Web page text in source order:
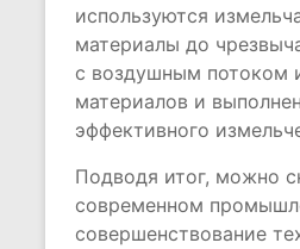
используются
материалы до
с воздушным потоком
материалов и
эффективного
Подводя итог, можно
современном
совершенствование